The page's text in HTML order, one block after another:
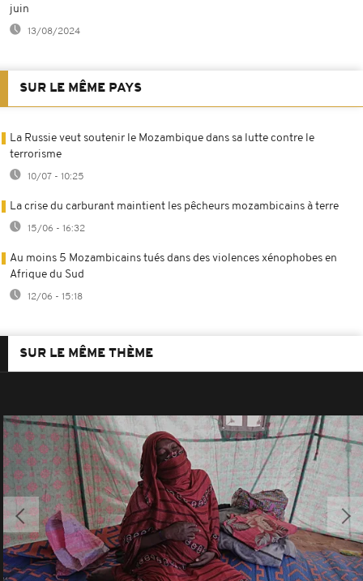
juin
13/08/2024
SUR LE MÊME PAYS
La Russie veut soutenir le Mozambique dans sa lutte contre le
terrorisme
10/07 - 10:25
La crise du carburant maintient les pêcheurs mozambicains à terre
15/06 - 16:32
Au moins 5 Mozambicains tués dans des violences xénophobes en
Afrique du Sud
12/06 - 15:18
SUR LE MÊME THÈME